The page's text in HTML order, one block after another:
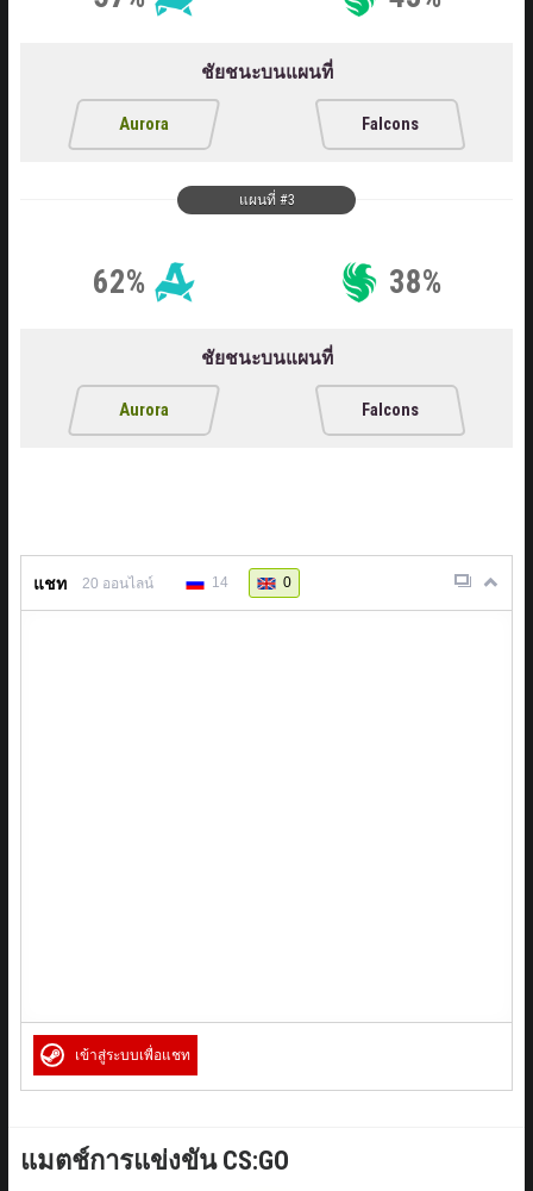
แมตช์การแข่งขัน CS:GO
ชัยชนะบนแผนที่
Aurora Falcons
แผนที่ #3
62% 38%
ชัยชนะบนแผนที่
Aurora Falcons
แชท 20 ออนไลน์ 14 0
เข้าสู่ระบบเพื่อแชท